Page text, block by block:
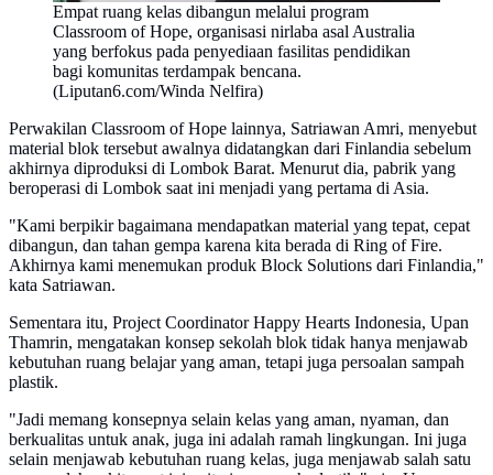
Empat ruang kelas dibangun melalui program
Classroom of Hope, organisasi nirlaba asal Australia
yang berfokus pada penyediaan fasilitas pendidikan
bagi komunitas terdampak bencana.
(Liputan6.com/Winda Nelfira)
Perwakilan Classroom of Hope lainnya, Satriawan Amri, menyebut
material blok tersebut awalnya didatangkan dari Finlandia sebelum
akhirnya diproduksi di Lombok Barat. Menurut dia, pabrik yang
beroperasi di Lombok saat ini menjadi yang pertama di Asia.
"Kami berpikir bagaimana mendapatkan material yang tepat, cepat
dibangun, dan tahan gempa karena kita berada di Ring of Fire.
Akhirnya kami menemukan produk Block Solutions dari Finlandia,"
kata Satriawan.
Sementara itu, Project Coordinator Happy Hearts Indonesia, Upan
Thamrin, mengatakan konsep sekolah blok tidak hanya menjawab
kebutuhan ruang belajar yang aman, tetapi juga persoalan sampah
plastik.
"Jadi memang konsepnya selain kelas yang aman, nyaman, dan
berkualitas untuk anak, juga ini adalah ramah lingkungan. Ini juga
selain menjawab kebutuhan ruang kelas, juga menjawab salah satu